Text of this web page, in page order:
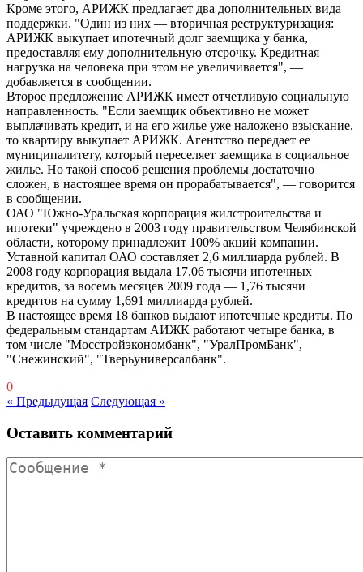
Кроме этого, АРИЖК предлагает два дополнительных вида
поддержки. "Один из них — вторичная реструктуризация:
АРИЖК выкупает ипотечный долг заемщика у банка,
предоставляя ему дополнительную отсрочку. Кредитная
нагрузка на человека при этом не увеличивается", —
добавляется в сообщении.
Второе предложение АРИЖК имеет отчетливую социальную
направленность. "Если заемщик объективно не может
выплачивать кредит, и на его жилье уже наложено взыскание,
то квартиру выкупает АРИЖК. Агентство передает ее
муниципалитету, который переселяет заемщика в социальное
жилье. Но такой способ решения проблемы достаточно
сложен, в настоящее время он прорабатывается", — говорится
в сообщении.
ОАО "Южно-Уральская корпорация жилстроительства и
ипотеки" учреждено в 2003 году правительством Челябинской
области, которому принадлежит 100% акций компании.
Уставной капитал ОАО составляет 2,6 миллиарда рублей. В
2008 году корпорация выдала 17,06 тысячи ипотечных
кредитов, за восемь месяцев 2009 года — 1,76 тысячи
кредитов на сумму 1,691 миллиарда рублей.
В настоящее время 18 банков выдают ипотечные кредиты. По
федеральным стандартам АИЖК работают четыре банка, в
том числе "Мосстройэкономбанк", "УралПромБанк",
"Снежинский", "Тверьуниверсалбанк".
0
« Предыдущая Следующая »
Оставить комментарий